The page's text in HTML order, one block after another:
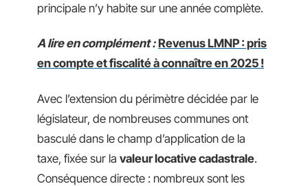
principale n’y habite sur une année complète.
A lire en complément : Revenus LMNP : pris
en compte et fiscalité à connaître en 2025 !
Avec l’extension du périmètre décidée par le
législateur, de nombreuses communes ont
basculé dans le champ d’application de la
taxe, fixée sur la valeur locative cadastrale.
Conséquence directe : nombreux sont les